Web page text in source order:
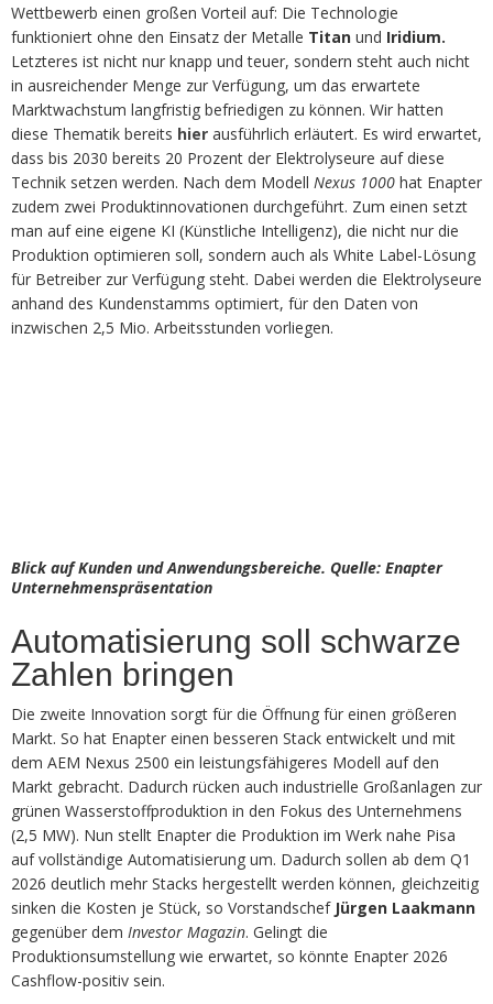
Wettbewerb einen großen Vorteil auf: Die Technologie
funktioniert ohne den Einsatz der Metalle Titan und Iridium.
Letzteres ist nicht nur knapp und teuer, sondern steht auch nicht
in ausreichender Menge zur Verfügung, um das erwartete
Marktwachstum langfristig befriedigen zu können. Wir hatten
diese Thematik bereits hier ausführlich erläutert. Es wird erwartet,
dass bis 2030 bereits 20 Prozent der Elektrolyseure auf diese
Technik setzen werden. Nach dem Modell Nexus 1000 hat Enapter
zudem zwei Produktinnovationen durchgeführt. Zum einen setzt
man auf eine eigene KI (Künstliche Intelligenz), die nicht nur die
Produktion optimieren soll, sondern auch als White Label-Lösung
für Betreiber zur Verfügung steht. Dabei werden die Elektrolyseure
anhand des Kundenstamms optimiert, für den Daten von
inzwischen 2,5 Mio. Arbeitsstunden vorliegen.
Blick auf Kunden und Anwendungsbereiche. Quelle: Enapter
Unternehmenspräsentation
Automatisierung soll schwarze
Zahlen bringen
Die zweite Innovation sorgt für die Öffnung für einen größeren
Markt. So hat Enapter einen besseren Stack entwickelt und mit
dem AEM Nexus 2500 ein leistungsfähigeres Modell auf den
Markt gebracht. Dadurch rücken auch industrielle Großanlagen zur
grünen Wasserstoffproduktion in den Fokus des Unternehmens
(2,5 MW). Nun stellt Enapter die Produktion im Werk nahe Pisa
auf vollständige Automatisierung um. Dadurch sollen ab dem Q1
2026 deutlich mehr Stacks hergestellt werden können, gleichzeitig
sinken die Kosten je Stück, so Vorstandschef Jürgen Laakmann
gegenüber dem Investor Magazin. Gelingt die
Produktionsumstellung wie erwartet, so könnte Enapter 2026
Cashflow-positiv sein.